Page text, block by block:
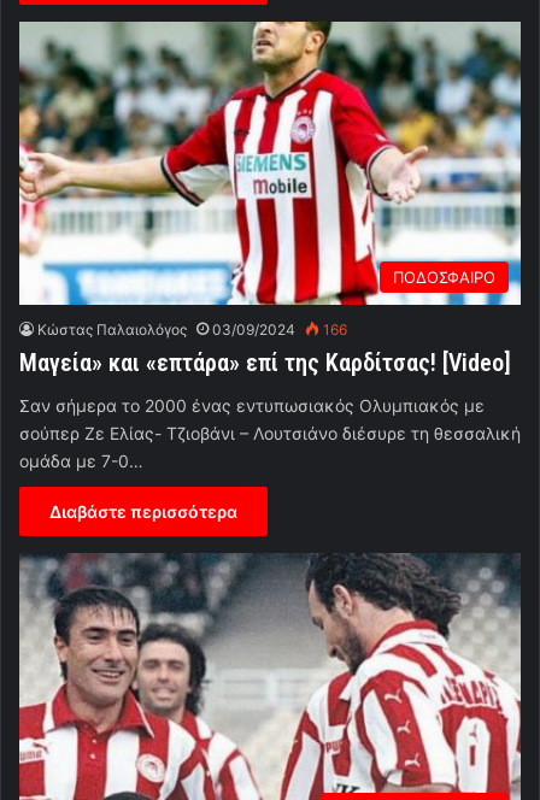
ΠΟΔΟΣΦΑΙΡΟ
Κώστας Παλαιολόγος 03/09/2024 166
Μαγεία» και «επτάρα» επί της Καρδίτσας! [Video]
Σαν σήμερα το 2000 ένας εντυπωσιακός Ολυμπιακός με
σούπερ Ζε Ελίας- Τζιοβάνι – Λουτσιάνο διέσυρε τη θεσσαλική
ομάδα με 7-0…
Διαβάστε περισσότερα